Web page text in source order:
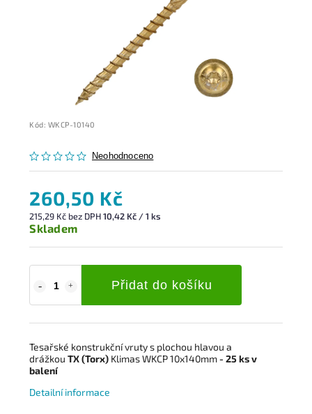
Kód: WKCP-10140
Neohodnoceno
260,50 Kč
215,29 Kč bez DPH10,42 Kč / 1 ks
Skladem
Přidat do košíku
Tesařské konstrukční vruty s plochou hlavou a
drážkou TX (Torx) Klimas WKCP 10x140mm- 25 ks v
balení
Detailní informace